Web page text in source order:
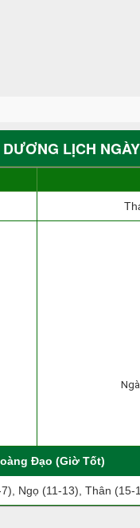
LỊCH
Đạo (Giờ Tốt)
Ngọ (11-13), Thân (15-